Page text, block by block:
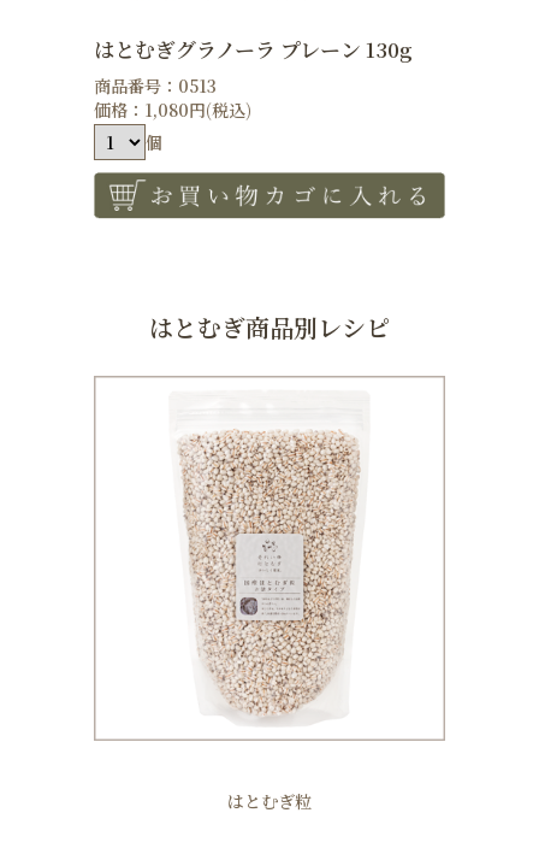
はとむぎグラノーラ プレーン 130g
商品番号：0513
価格：1,080円(税込)
個
はとむぎ商品別レシピ
はとむぎ粒